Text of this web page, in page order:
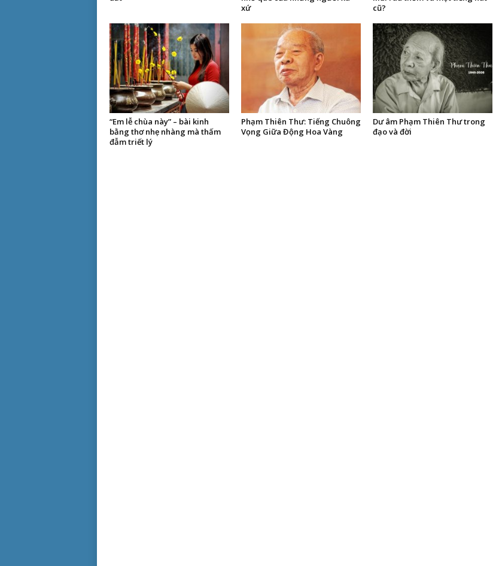
xứ
cũ?
“Em lễ chùa này” – bài kinh
bằng thơ nhẹ nhàng mà thấm
đẫm triết lý
Phạm Thiên Thư: Tiếng Chuông
Vọng Giữa Động Hoa Vàng
Dư âm Phạm Thiên Thư trong
đạo và đời